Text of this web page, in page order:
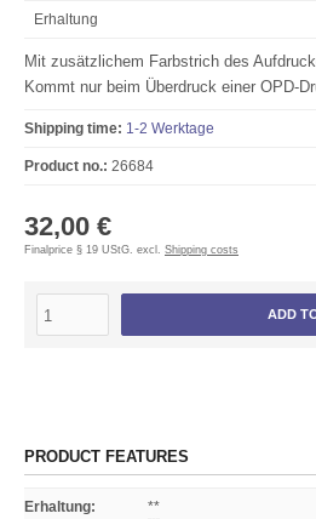
Erhaltung
Mit zusätzlichem Farbstrich des
Kommt nur beim Überdruck einer OPD-
Shipping time: 1-2 Werktage
Product no.: 26684
32,00 €
Finalprice § 19 UStG. excl. Shipping costs
ADD
PRODUCT FEATURES
Erhaltung: **